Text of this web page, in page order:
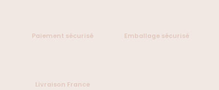
Paiement sécurisé Emballage sécurisé
Livraison France